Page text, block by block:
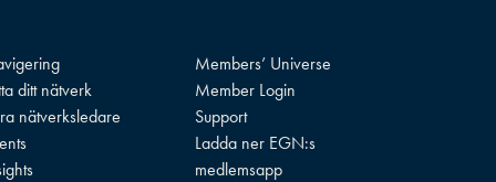
ditt nätverk
nätverksledare
Members’ Universe
Member Login
Support
Ladda ner EGN:s
medlemsapp